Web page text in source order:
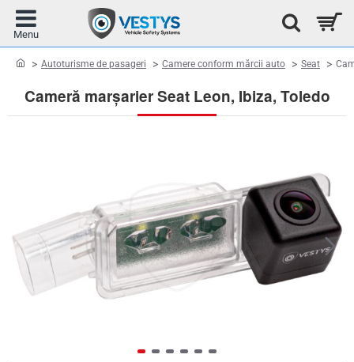
Cameră marșarier Seat Leon, Ibiza, Toledo
homeAutoturisme de pasageri Camere conform mărcii auto Seat